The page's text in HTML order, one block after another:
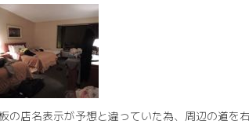
店名表示が予想と違っていた為、周辺の道を